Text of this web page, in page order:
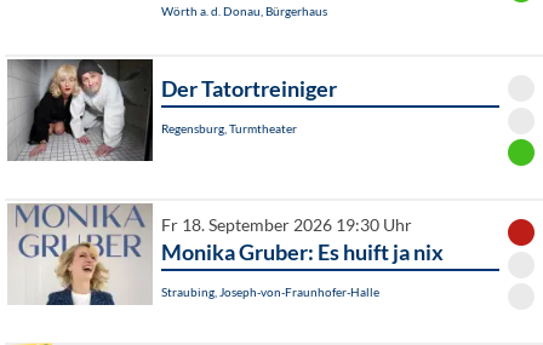
Wörth a. d. Donau, Bürgerhaus
Der Tatortreiniger
Regensburg, Turmtheater
Fr 18. September 2026 19:30 Uhr
Monika Gruber: Es huift ja nix
Straubing, Joseph-von-Fraunhofer-Halle